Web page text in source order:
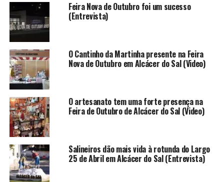
Feira Nova de Outubro foi um sucesso
(Entrevista)
O Cantinho da Martinha presente na Feira
Nova de Outubro em Alcácer do Sal (Video)
O artesanato tem uma forte presença na
Feira de Outubro de Alcácer do Sal (Video)
Salineiros dão mais vida à rotunda do Largo
25 de Abril em Alcácer do Sal (Entrevista)